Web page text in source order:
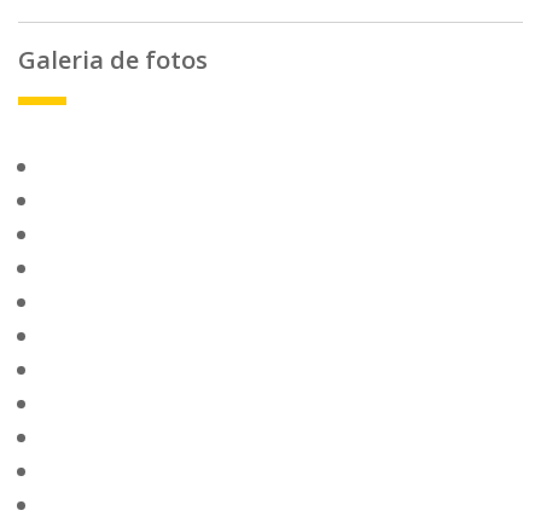
Galeria de fotos